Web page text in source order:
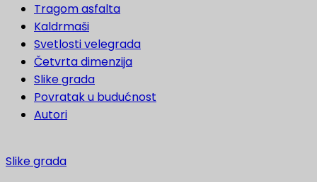
Tragom asfalta
Kaldrmaši
Svetlosti velegrada
Četvrta dimenzija
Slike grada
Povratak u budućnost
Autori
Slike grada